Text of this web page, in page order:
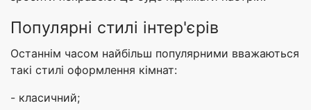
Популярні стилі інтер'єрів
Останнім часом найбільш популярними вважаються
такі стилі оформлення кімнат:
- класичний;